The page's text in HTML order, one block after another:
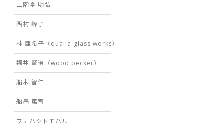
二階堂 明弘
西村 峰子
林 亜希子（qualia-glass works）
福井 賢治（wood pecker）
船木 智仁
船串 篤司
フナハシトモハル